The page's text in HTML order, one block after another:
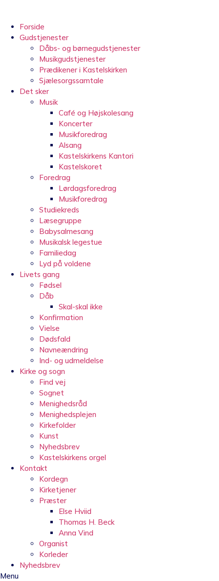
indholdForside
Gudstjenester
Dåbs- og børnegudstjenester
Musikgudstjenester
Prædikener i Kastelskirken
Sjælesorgssamtale
Det sker
Musik
Café og Højskolesang
Koncerter
Musikforedrag
Alsang
Kastelskirkens Kantori
Kastelskoret
Foredrag
Lørdagsforedrag
Musikforedrag
Studiekreds
Læsegruppe
Babysalmesang
Musikalsk legestue
Familiedag
Lyd på voldene
Livets gang
Fødsel
Dåb
Skal-skal ikke
Konfirmation
Vielse
Dødsfald
Navneændring
Ind- og udmeldelse
Kirke og sogn
Find vej
Sognet
Menighedsråd
Menighedsplejen
Kirkefolder
Kunst
Nyhedsbrev
Kastelskirkens orgel
Kontakt
Kordegn
Kirketjener
Præster
Else Hviid
Thomas H. Beck
Anna Vind
Organist
Korleder
Nyhedsbrev
Menu